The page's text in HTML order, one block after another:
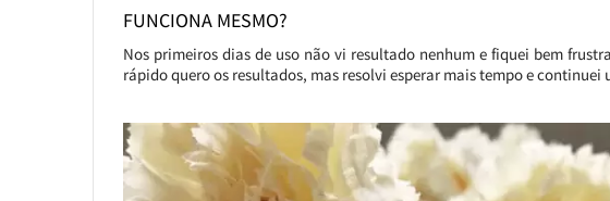
FUNCIONA MESMO?
Nos primeiros dias de uso não vi resultado nenhum e fiquei bem
rápido quero os resultados, mas resolvi esperar mais tempo e